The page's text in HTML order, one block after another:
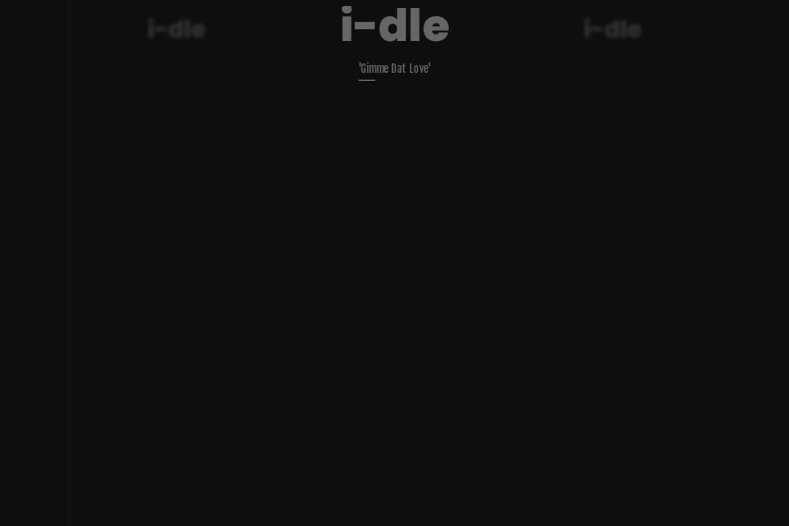
i-dle i-dle
'Gimme Dat Love'
i-dle